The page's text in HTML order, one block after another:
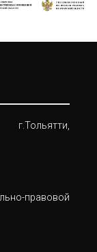
правовой